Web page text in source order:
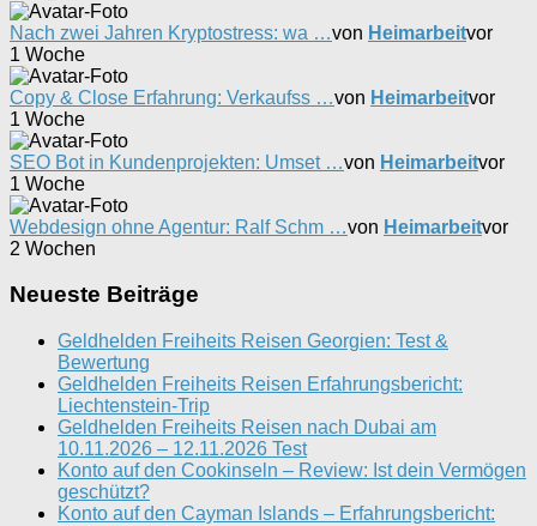
Nach zwei Jahren Kryptostress: wa …von Heimarbeitvor
1 Woche
Copy & Close Erfahrung: Verkaufss …von Heimarbeitvor
1 Woche
SEO Bot in Kundenprojekten: Umset …von Heimarbeitvor
1 Woche
Webdesign ohne Agentur: Ralf Schm …von Heimarbeitvor
2 Wochen
Neueste Beiträge
Geldhelden Freiheits Reisen Georgien: Test &
Bewertung
Geldhelden Freiheits Reisen Erfahrungsbericht:
Liechtenstein-Trip
Geldhelden Freiheits Reisen nach Dubai am
10.11.2026 – 12.11.2026 Test
Konto auf den Cookinseln – Review: Ist dein Vermögen
geschützt?
Konto auf den Cayman Islands – Erfahrungsbericht: